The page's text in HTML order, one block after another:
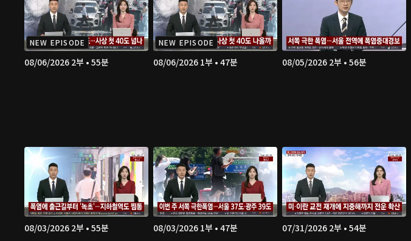
NEW EPISODE
08/06/2026 2부 • 55분
NEW EPISODE
08/06/2026 1부 • 47분 08/05/2026 2부 • 56분
08/03/2026 2부 • 55분 08/03/2026 1부 • 47분 07/31/2026 2부 • 54분